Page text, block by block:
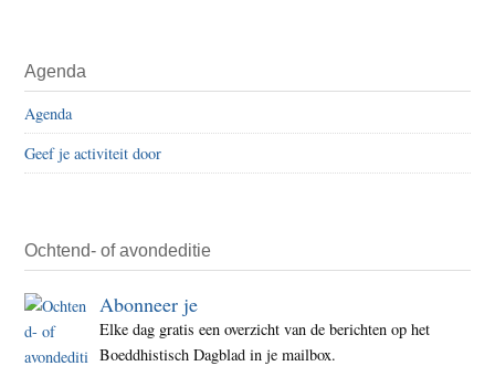
Agenda
Agenda
Geef je activiteit door
Ochtend- of avondeditie
Abonneer je
Elke dag gratis een overzicht van de berichten op het
Boeddhistisch Dagblad in je mailbox.